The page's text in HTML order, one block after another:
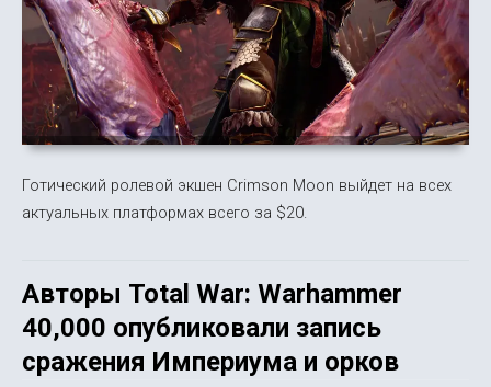
Готический ролевой экшен Crimson Moon выйдет на всех
актуальных платформах всего за $20.
Авторы Total War: Warhammer
40,000 опубликовали запись
сражения Империума и орков